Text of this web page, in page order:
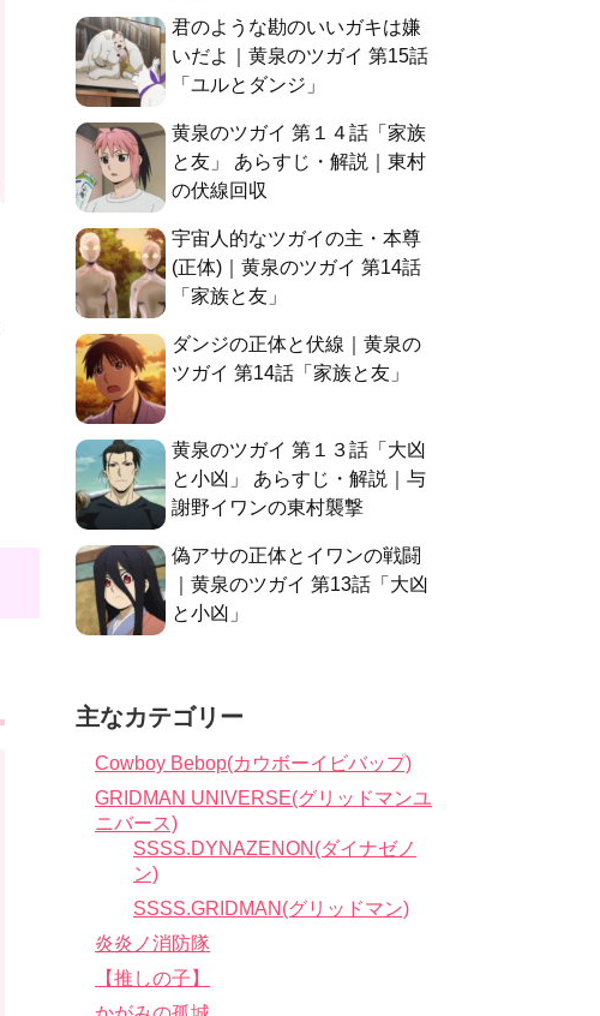
君のような勘のいいガキは嫌
いだよ｜黄泉のツガイ 第15話
「ユルとダンジ」
黄泉のツガイ 第１４話「家族
と友」 あらすじ・解説｜東村
の伏線回収
宇宙人的なツガイの主・本尊
(正体)｜黄泉のツガイ 第14話
「家族と友」
ダンジの正体と伏線｜黄泉の
ツガイ 第14話「家族と友」
黄泉のツガイ 第１３話「大凶
と小凶」 あらすじ・解説｜与
謝野イワンの東村襲撃
偽アサの正体とイワンの戦闘
｜黄泉のツガイ 第13話「大凶
と小凶」
主なカテゴリー
Cowboy Bebop(カウボーイビバップ)
GRIDMAN UNIVERSE(グリッドマンユ
ニバース)
SSSS.DYNAZENON(ダイナゼノ
ン)
SSSS.GRIDMAN(グリッドマン)
炎炎ノ消防隊
【推しの子】